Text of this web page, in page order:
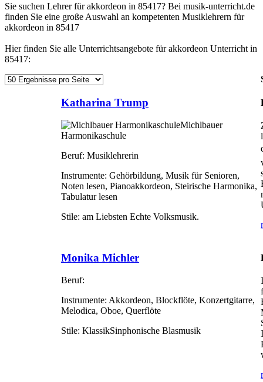
Sie suchen Lehrer für akkordeon in 85417? Bei musik-unterricht.de
finden Sie eine große Auswahl an kompetenten Musiklehrern für
akkordeon in 85417
Hier finden Sie alle Unterrichtsangebote für akkordeon Unterricht in
85417:
Katharina Trump
Michlbauer
Harmonikaschule
Beruf: Musiklehrerin
Instrumente: Gehörbildung, Musik für Senioren,
Noten lesen, Pianoakkordeon, Steirische Harmonika,
Tabulatur lesen
Stile: am Liebsten Echte Volksmusik.
Monika Michler
Beruf:
Instrumente: Akkordeon, Blockflöte, Konzertgitarre,
Melodica, Oboe, Querflöte
Stile: KlassikSinphonische Blasmusik